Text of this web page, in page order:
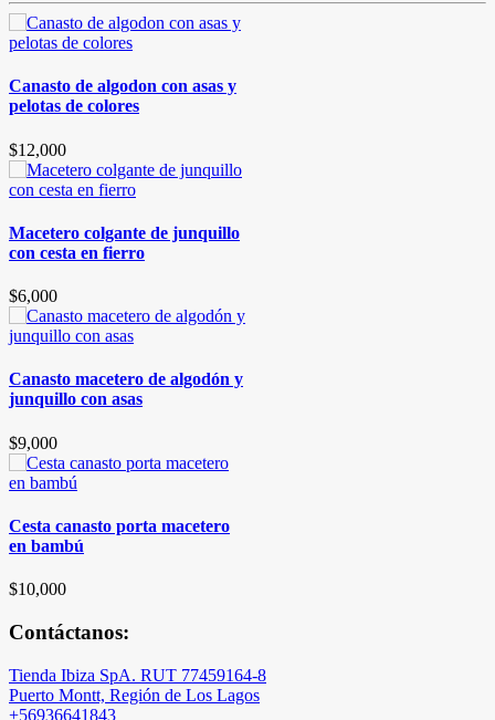
Contáctanos:
Tienda Ibiza SpA. RUT 77459164-8
Puerto Montt, Región de Los Lagos
+56936641843